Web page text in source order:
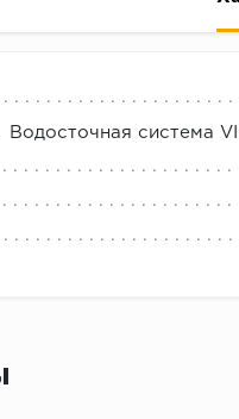
Водосточная система